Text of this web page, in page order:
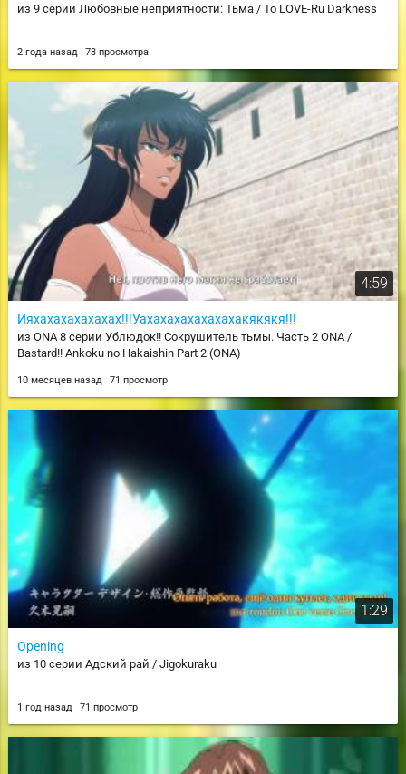
из 9 серии Любовные неприятности: Тьма / To LOVE-Ru Darkness
2 года назад 73 просмотра
4:59
Ияхахахахахахах!!!Уахахахахахахахакякякя!!!
из ONA 8 серии Ублюдок!! Сокрушитель тьмы. Часть 2 ONA /
Bastard!! Ankoku no Hakaishin Part 2 (ONA)
10 месяцев назад 71 просмотр
1:29
Opening
из 10 серии Адский рай / Jigokuraku
1 год назад 71 просмотр